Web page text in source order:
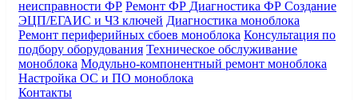
неисправности ФР Ремонт ФР Диагностика ФР Создание
ЭЦП/ЕГАИС и ЧЗ ключей Диагностика моноблока
Ремонт периферийных сбоев моноблока Консультация по
подбору оборудования Техническое обслуживание
моноблока Модульно-компонентный ремонт моноблока
Настройка ОС и ПО моноблока
Контакты